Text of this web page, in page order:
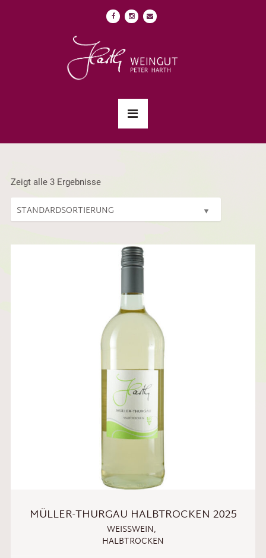
Zeigt alle 3 Ergebnisse
MÜLLER-THURGAU HALBTROCKEN 2025
WEISSWEIN ,
HALBTROCKEN